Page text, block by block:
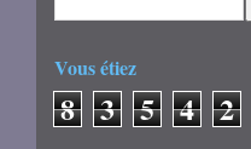
Vous étiez
8 3 5 4 2